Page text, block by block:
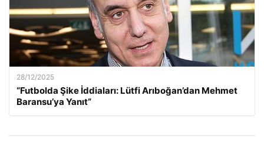
28/12/2025
“Futbolda Şike İddiaları: Lütfi Arıboğan’dan Mehmet
Baransu’ya Yanıt”